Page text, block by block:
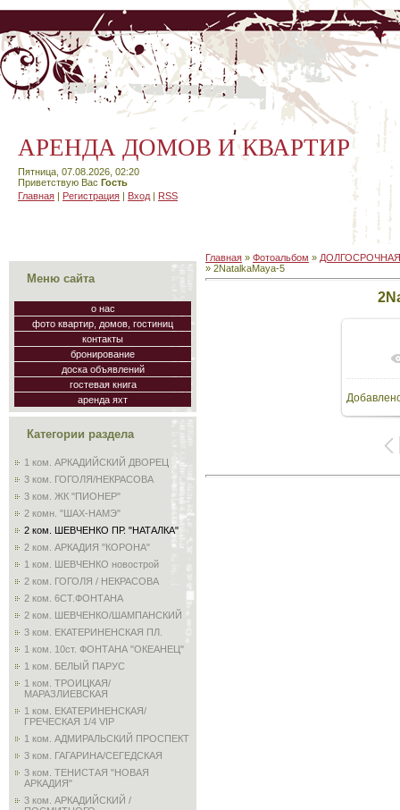
АРЕНДА ДОМОВ И КВАРТИР
Пятница, 07.08.2026, 02:20
Приветствую Вас Гость
Главная | Регистрация | Вход | RSS
Меню сайта
о нас
фото квартир, домов, гостиниц
контакты
бронирование
доска объявлений
гостевая книга
аренда яхт
Категории раздела
1 ком. АРКАДИЙСКИЙ ДВОРЕЦ
3 ком. ГОГОЛЯ/НЕКРАСОВА
3 ком. ЖК "ПИОНЕР"
2 комн. "ШАХ-НАМЭ"
2 ком. ШЕВЧЕНКО ПР. "НАТАЛКА"
2 ком. АРКАДИЯ "КОРОНА"
1 ком. ШЕВЧЕНКО новострой
2 ком. ГОГОЛЯ / НЕКРАСОВА
2 ком. 6СТ.ФОНТАНА
2 ком. ШЕВЧЕНКО/ШАМПАНСКИЙ
3 ком. ЕКАТЕРИНЕНСКАЯ ПЛ.
1 ком. 10ст. ФОНТАНА "ОКЕАНЕЦ"
1 ком. БЕЛЫЙ ПАРУС
1 ком. ТРОИЦКАЯ/
МАРАЗЛИЕВСКАЯ
1 ком. ЕКАТЕРИНЕНСКАЯ/
ГРЕЧЕСКАЯ 1/4 VIP
1 ком. АДМИРАЛЬСКИЙ ПРОСПЕКТ
3 ком. ГАГАРИНА/СЕГЕДСКАЯ
3 ком. ТЕНИСТАЯ "НОВАЯ
АРКАДИЯ"
3 ком. АРКАДИЙСКИЙ /
Главная » Фотоальбом »
» 2NatalkaMaya-5